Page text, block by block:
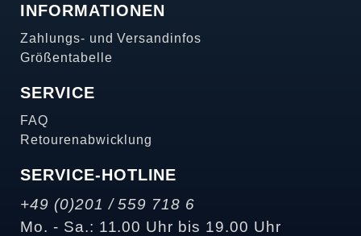
INFORMATIONEN
Zahlungs- und Versandinfos
Größentabelle
SERVICE
FAQ
Retourenabwicklung
SERVICE-HOTLINE
+49 (0)201 / 559 718 6
Mo. - Sa.: 11.00 Uhr bis 19.00 Uhr